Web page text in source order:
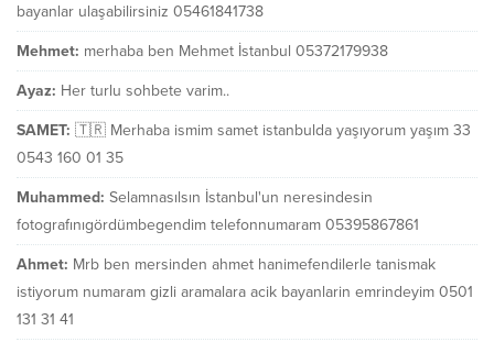
bayanlar ulaşabilirsiniz 05461841738
Mehmet: merhaba ben Mehmet İstanbul 05372179938
Ayaz: Her turlu sohbete varim..
SAMET: 🇹🇷 Merhaba ismim samet istanbulda yaşıyorum yaşım 33
0543 160 01 35
Muhammed: Selamnasılsın İstanbul'un neresindesin
fotografınıgördümbegendim telefonnumaram 05395867861
Ahmet: Mrb ben mersinden ahmet hanimefendilerle tanismak
istiyorum numaram gizli aramalara acik bayanlarin emrindeyim 0501
131 31 41